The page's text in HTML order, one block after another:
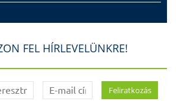
FEL HÍRLEVELÜNKRE!